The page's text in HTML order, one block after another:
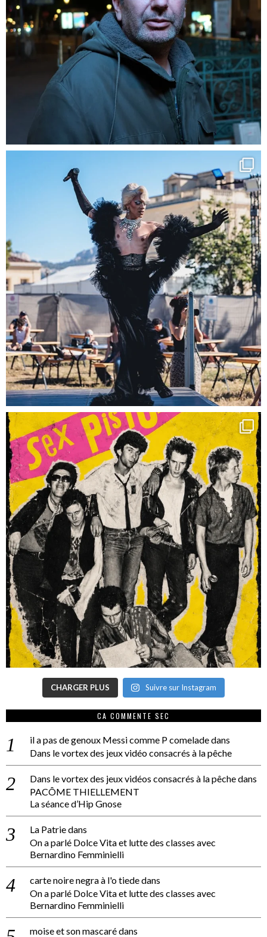
CHARGER PLUS Suivre sur Instagram
CA COMMENTE SEC
il a pas de genoux Messi comme P comeladedans
Dans le vortex des jeux vidéo consacrés à la pêche
Dans le vortex des jeux vidéos consacrés à la pêchedans
PACÔME THIELLEMENT
La séance d’Hip Gnose
La Patriedans
On a parlé Dolce Vita et lutte des classes avec
Bernardino Femminielli
carte noire negra à l'o tiededans
On a parlé Dolce Vita et lutte des classes avec
Bernardino Femminielli
moise et son mascarédans